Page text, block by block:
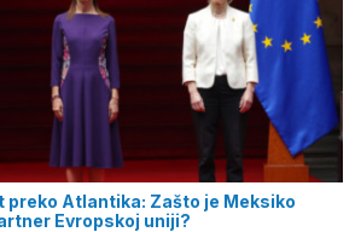
preko Atlantika: Zašto je Meksiko
Evropskoj uniji?